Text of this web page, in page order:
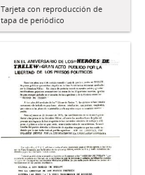
Tarjeta con reproducción de
tapa de periódico